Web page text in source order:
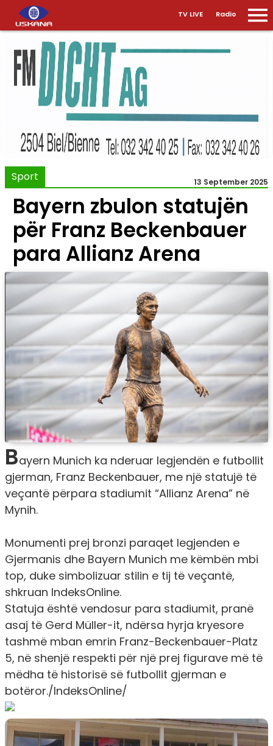
TV LIVE Radio
Sport 13 September 2025
Bayern zbulon statujën
për Franz Beckenbauer
para Allianz Arena
Bayern Munich ka nderuar legjendën e futbollit
gjerman, Franz Beckenbauer, me një statujë të
veçantë përpara stadiumit “Allianz Arena” në
Mynih.
Monumenti prej bronzi paraqet legjenden e
Gjermanis dhe Bayern Munich me këmbën mbi
top, duke simbolizuar stilin e tij të veçantë,
shkruan IndeksOnline.
Statuja është vendosur para stadiumit, pranë
asaj të Gerd Müller-it, ndërsa hyrja kryesore
tashmë mban emrin Franz-Beckenbauer-Platz
5, në shenjë respekti për një prej figurave më të
mëdha të historisë së futbollit gjerman e
botëror./IndeksOnline/